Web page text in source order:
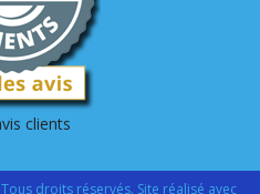
clients
droits réservés. Site réalisé avec